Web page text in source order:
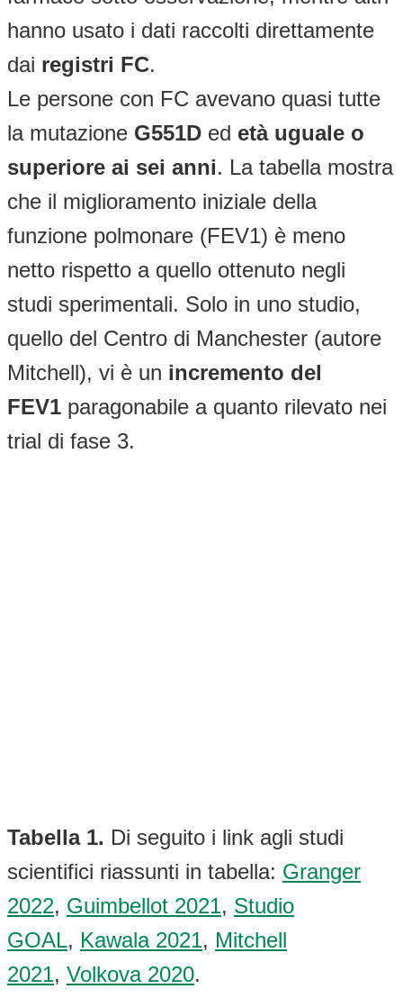
hanno usato i dati raccolti direttamente
dai registri FC.
Le persone con FC avevano quasi tutte
la mutazione G551D ed età uguale o
superiore ai sei anni. La tabella mostra
che il miglioramento iniziale della
funzione polmonare (FEV1) è meno
netto rispetto a quello ottenuto negli
studi sperimentali. Solo in uno studio,
quello del Centro di Manchester (autore
Mitchell), vi è un incremento del
FEV1 paragonabile a quanto rilevato nei
trial di fase 3.
Tabella 1. Di seguito i link agli studi
scientifici riassunti in tabella: Granger
2022, Guimbellot 2021, Studio
GOAL, Kawala 2021, Mitchell
2021, Volkova 2020.